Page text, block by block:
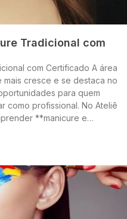
Tradicional com
com Certificado A área
cresce e se destaca no
para quem
como profissional. No Ateliê
**manicure e…